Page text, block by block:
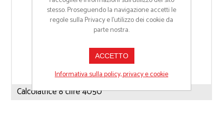
Calcolatrice 8 cifre 4050
stesso. Proseguendo la navigazione accetti le
regole sulla Privacy e l'utilizzo dei cookie da
parte nostra.
ACCETTO
Informativa sulla policy, privacy e cookie